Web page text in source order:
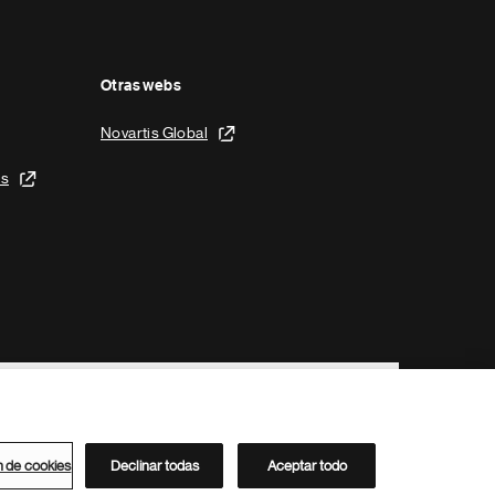
Otras webs
Novartis Global
Directorio de Novartis
de cookies Declinar todas Aceptar todo